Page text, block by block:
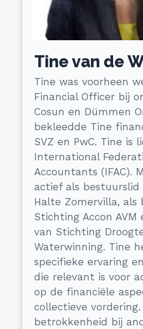
Tine van de
Tine was voorheen
Financial Officer bij
Cosun en Dümmen
bekleedde Tine
SVZ en PwC. Tine is
International
Accountants (IFAC).
actief als
Halte Zomervilla, als
Stichting Accon AVM
van Stichting
Waterwinning. Tine
specifieke ervaring
die relevant is voor
op de financiële
collectieve
betrokkenheid bij